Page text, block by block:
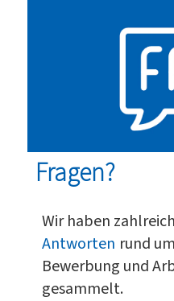
Fragen?
Wir haben
Antworten rund
Bewerbung und
gesammelt.